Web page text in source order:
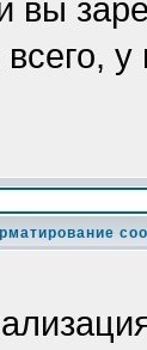
вы
всего,